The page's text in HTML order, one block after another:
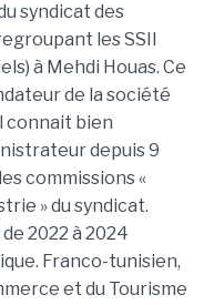
syndicat des
les SSII
à Mehdi Houas. Ce
de la société
connait bien
depuis 9
commissions «
» du syndicat.
2022 à 2024
Franco-tunisien,
et du Tourisme